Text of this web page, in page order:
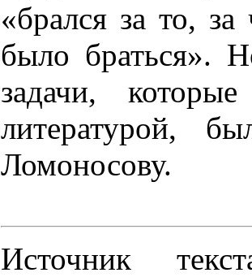
«брался за то,
было браться».
задачи,
литературой,
Ломоносову.
Источник